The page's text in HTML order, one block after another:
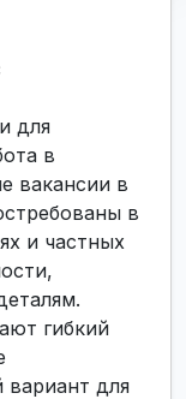
для
в
вакансии в
в
и частных
гибкий
вариант для